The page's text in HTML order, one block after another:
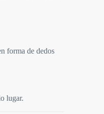
forma de dedos
lugar.